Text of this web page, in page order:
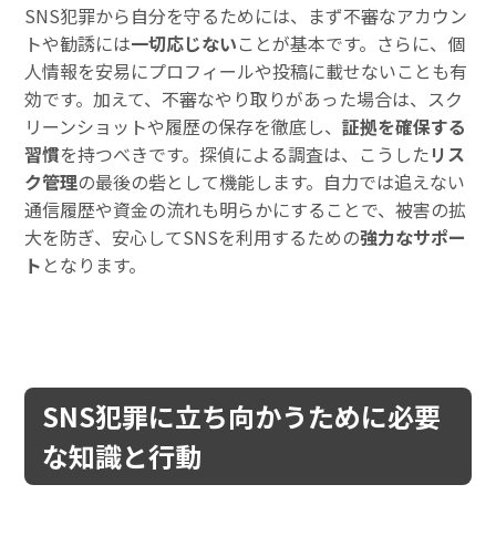
SNS犯罪から自分を守るためには、まず不審なアカウン
トや勧誘には一切応じないことが基本です。さらに、個
人情報を安易にプロフィールや投稿に載せないことも有
効です。加えて、不審なやり取りがあった場合は、スク
リーンショットや履歴の保存を徹底し、証拠を確保する
習慣を持つべきです。探偵による調査は、こうしたリス
ク管理の最後の砦として機能します。自力では追えない
通信履歴や資金の流れも明らかにすることで、被害の拡
大を防ぎ、安心してSNSを利用するための強力なサポー
ト となります。
SNS犯罪に立ち向かうために必要
な知識と行動